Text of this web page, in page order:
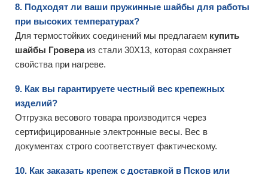
8. Подходят ли ваши пружинные шайбы для работы
при высоких температурах?
Для термостойких соединений мы предлагаем купить
шайбы Гровераиз стали 30Х13, которая сохраняет
свойства при нагреве.
9. Как вы гарантируете честный вес крепежных
изделий?
Отгрузка весового товара производится через
сертифицированные электронные весы. Вес в
документах строго соответствует фактическому.
10. Как заказать крепеж с доставкой в Псков или